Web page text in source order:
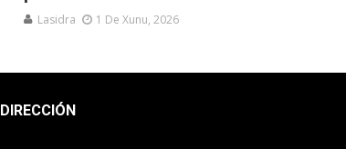
Lasidra 1 De Xunu, 2026
DIRECCIÓN